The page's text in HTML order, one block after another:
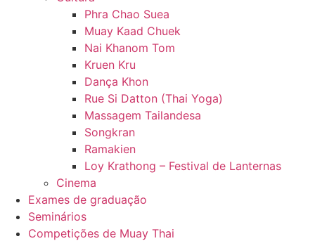
Phra Chao Suea
Muay Kaad Chuek
Nai Khanom Tom
Kruen Kru
Dança Khon
Rue Si Datton (Thai Yoga)
Massagem Tailandesa
Songkran
Ramakien
Loy Krathong – Festival de Lanternas
Cinema
Exames de graduação
Seminários
Competições de Muay Thai